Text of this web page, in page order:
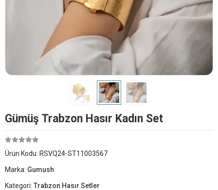
Gümüş Trabzon Hasır Kadın Set
Ürün Kodu: RSVQ24-ST11003567
Marka: Gumush
Kategori: Trabzon Hasır Setler